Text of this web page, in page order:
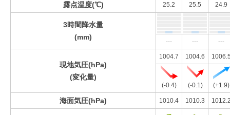
露点温度(℃) 25.2 25.5 24.9
3時間降水量
(mm)
--- --- ---
現地気圧(hPa)
(変化量)
1004.7 1004.6
(-0.4) (-0.1) (+1.9)
海面気圧(hPa) 1010.4 1010.3